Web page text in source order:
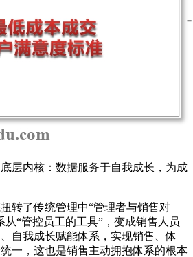
底层内核：数据服务于自我成长，为成
转了传统管理中“管理者与销售对
从“管控员工的工具”，变成销售人员
自我成长赋能体系，实现销售、体
一，这也是销售主动拥抱体系的根本